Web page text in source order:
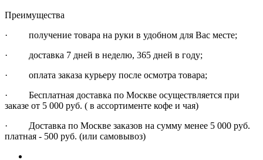
Преимущества
· получение товара на руки в удобном для Вас месте;
· доставка 7 дней в неделю, 365 дней в году;
· оплата заказа курьеру после осмотра товара;
· Бесплатная доставка по Москве осуществляется при
заказе от 5 000 руб. ( в ассортименте кофе и чая)
· Доставка по Москве заказов на сумму менее 5 000 руб.
платная - 500 руб. (или самовывоз)